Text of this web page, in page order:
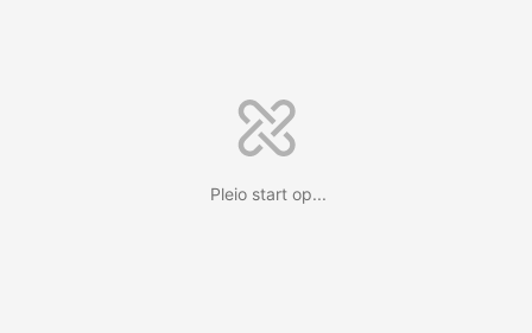
Pleio start op...